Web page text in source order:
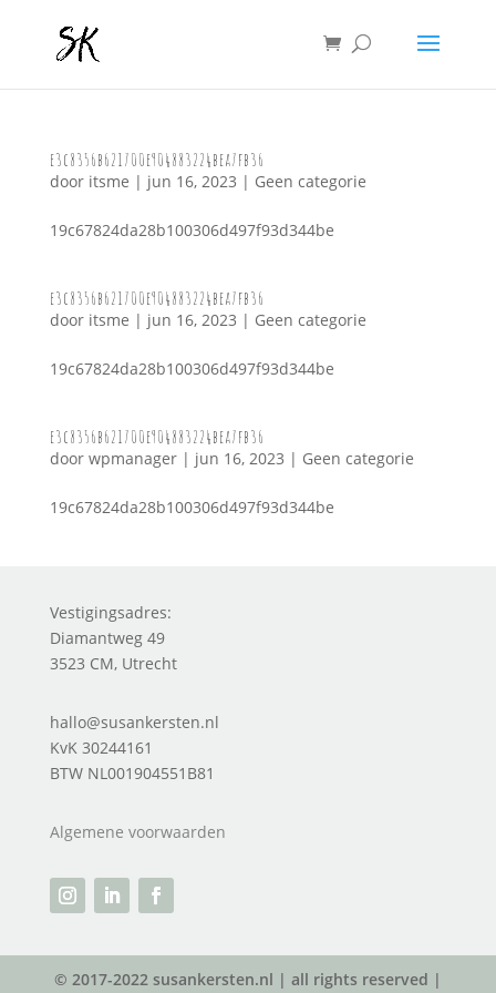
e3c8356b621700e904883224bea7fb36
door itsme | jun 16, 2023 | Geen categorie
19c67824da28b100306d497f93d344be
e3c8356b621700e904883224bea7fb36
door itsme | jun 16, 2023 | Geen categorie
19c67824da28b100306d497f93d344be
e3c8356b621700e904883224bea7fb36
door wpmanager| jun 16, 2023 | Geen categorie
19c67824da28b100306d497f93d344be
Vestigingsadres:
Diamantweg 49
3523 CM, Utrecht
hallo@susankersten.nl
KvK 30244161
BTW NL001904551B81
Algemene voorwaarden
© 2017-2022 susankersten.nl | all rights reserved |